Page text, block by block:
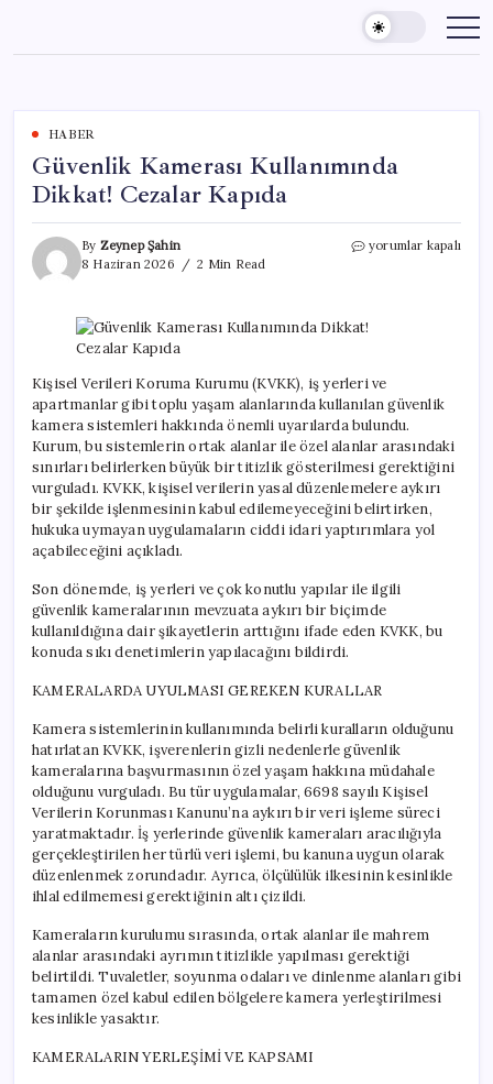
content
HABER
Güvenlik Kamerası Kullanımında
Dikkat! Cezalar Kapıda
By Zeynep Şahin
8 Haziran 2026
2 Min Read
Güvenlik
yorumlar kapalı
Kişisel Verileri Koruma Kurumu (KVKK), iş yerleri ve
apartmanlar gibi toplu yaşam alanlarında kullanılan güvenlik
kamera sistemleri hakkında önemli uyarılarda bulundu.
Kurum, bu sistemlerin ortak alanlar ile özel alanlar arasındaki
sınırları belirlerken büyük bir titizlik gösterilmesi gerektiğini
vurguladı. KVKK, kişisel verilerin yasal düzenlemelere aykırı
bir şekilde işlenmesinin kabul edilemeyeceğini belirtirken,
hukuka uymayan uygulamaların ciddi idari yaptırımlara yol
açabileceğini açıkladı.
Son dönemde, iş yerleri ve çok konutlu yapılar ile ilgili
güvenlik kameralarının mevzuata aykırı bir biçimde
kullanıldığına dair şikayetlerin arttığını ifade eden KVKK, bu
konuda sıkı denetimlerin yapılacağını bildirdi.
KAMERALARDA UYULMASI GEREKEN KURALLAR
Kamera sistemlerinin kullanımında belirli kuralların olduğunu
hatırlatan KVKK, işverenlerin gizli nedenlerle güvenlik
kameralarına başvurmasının özel yaşam hakkına müdahale
olduğunu vurguladı. Bu tür uygulamalar, 6698 sayılı Kişisel
Verilerin Korunması Kanunu’na aykırı bir veri işleme süreci
yaratmaktadır. İş yerlerinde güvenlik kameraları aracılığıyla
gerçekleştirilen her türlü veri işlemi, bu kanuna uygun olarak
düzenlenmek zorundadır. Ayrıca, ölçülülük ilkesinin kesinlikle
ihlal edilmemesi gerektiğinin altı çizildi.
Kameraların kurulumu sırasında, ortak alanlar ile mahrem
alanlar arasındaki ayrımın titizlikle yapılması gerektiği
belirtildi. Tuvaletler, soyunma odaları ve dinlenme alanları gibi
tamamen özel kabul edilen bölgelere kamera yerleştirilmesi
kesinlikle yasaktır.
KAMERALARIN YERLEŞİMİ VE KAPSAMI